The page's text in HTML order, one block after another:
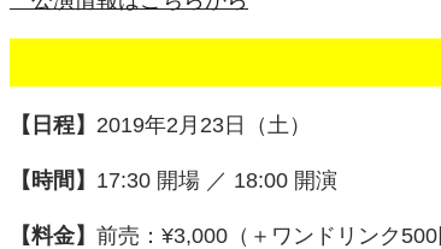
【日程】 2019年2月23日（土）
【時間】 17:30 開場 ／ 18:00 開演
【料金】 前売：¥3,000（＋ワンドリンク